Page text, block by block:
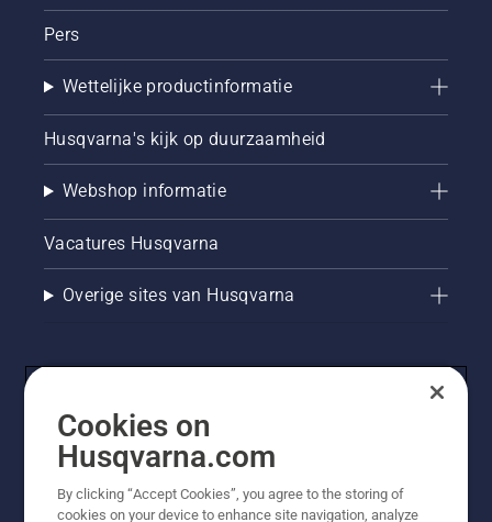
Pers
Wettelijke productinformatie
Husqvarna's kijk op duurzaamheid
Webshop informatie
Vacatures Husqvarna
Overige sites van Husqvarna
Cookies on
Husqvarna.com
By clicking “Accept Cookies”, you agree to the storing of
cookies on your device to enhance site navigation, analyze